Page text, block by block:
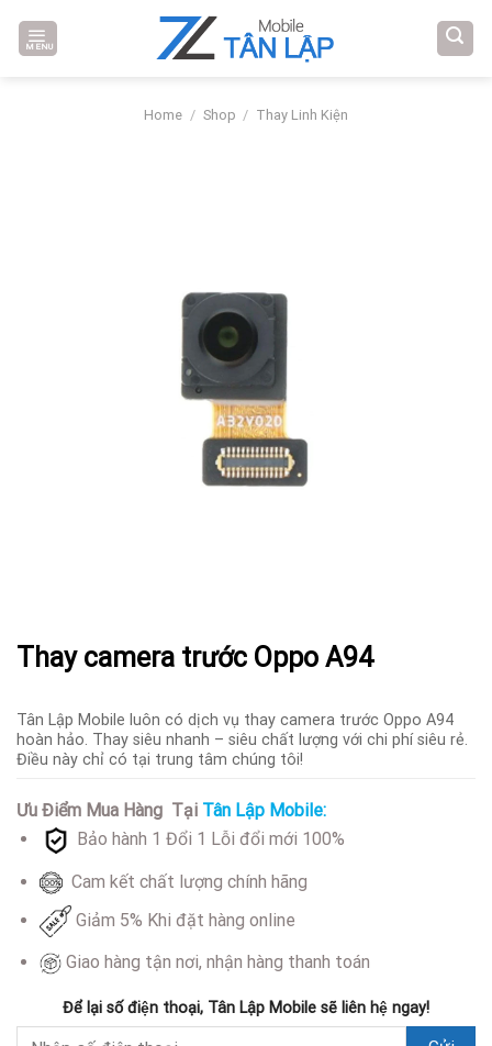
MENU
Home / Shop / Thay Linh Kiện
Thay camera trước Oppo A94
Tân Lập Mobile luôn có dịch vụ thay camera trước Oppo A94
hoàn hảo. Thay siêu nhanh – siêu chất lượng với chi phí siêu rẻ.
Điều này chỉ có tại trung tâm chúng tôi!
Ưu Điểm Mua Hàng Tại Tân Lập Mobile:
Bảo hành 1 Đổi 1 Lỗi đổi mới 100%
Cam kết chất lượng chính hãng
Giảm 5% Khi đặt hàng online
Giao hàng tận nơi, nhận hàng thanh toán
Để lại số điện thoại, Tân Lập Mobile sẽ liên hệ ngay!